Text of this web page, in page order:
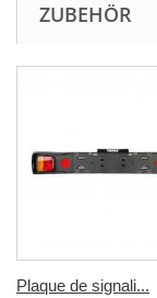
ZUBEHÖR
Plaque de signali...